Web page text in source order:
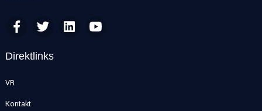
Direktlinks
VR
Kontakt